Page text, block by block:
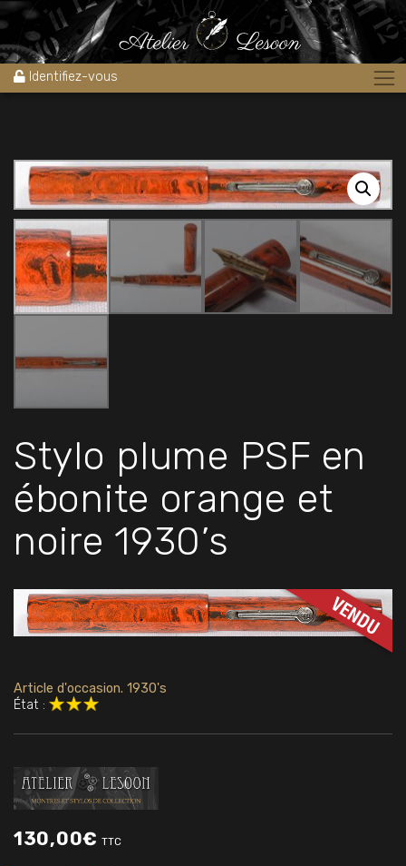
Identifiez-vous
Accueil » Boutique Stylos » Stylo plume PSF en ébonite orange et
noire 1930’s
Stylo plume PSF en
ébonite orange et
noire 1930’s
Article d'occasion. 1930's
État :
130,00€ TTC